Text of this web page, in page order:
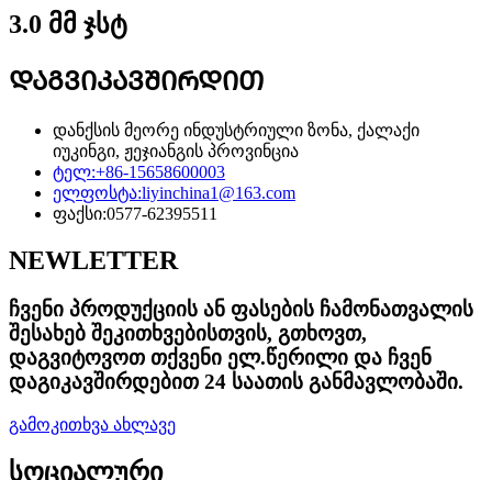
3.0 მმ ჯსტ
ᲓᲐᲒᲕᲘᲙᲐᲕᲨᲘᲠᲓᲘᲗ
დანქსის მეორე ინდუსტრიული ზონა, ქალაქი
იუკინგი, ჟეჯიანგის პროვინცია
ტელ:+86-15658600003
ელფოსტა:liyinchina1@163.com
ფაქსი:0577-62395511
NEWLETTER
ჩვენი პროდუქციის ან ფასების ჩამონათვალის
შესახებ შეკითხვებისთვის, გთხოვთ,
დაგვიტოვოთ თქვენი ელ.წერილი და ჩვენ
დაგიკავშირდებით 24 საათის განმავლობაში.
გამოკითხვა ახლავე
სოციალური